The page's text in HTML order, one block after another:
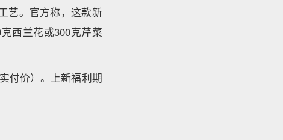
艺。官方称，这款新
西兰花或300克芹菜
付价）。上新福利期